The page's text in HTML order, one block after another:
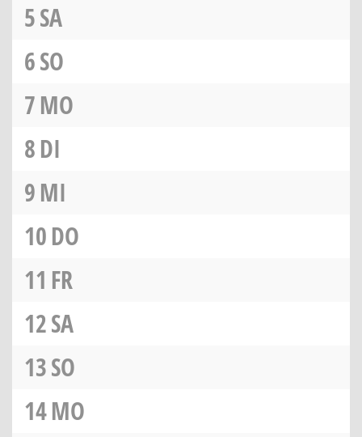
5SA
6SO
7MO
8DI
9MI
10DO
11 FR
12SA
13SO
14MO